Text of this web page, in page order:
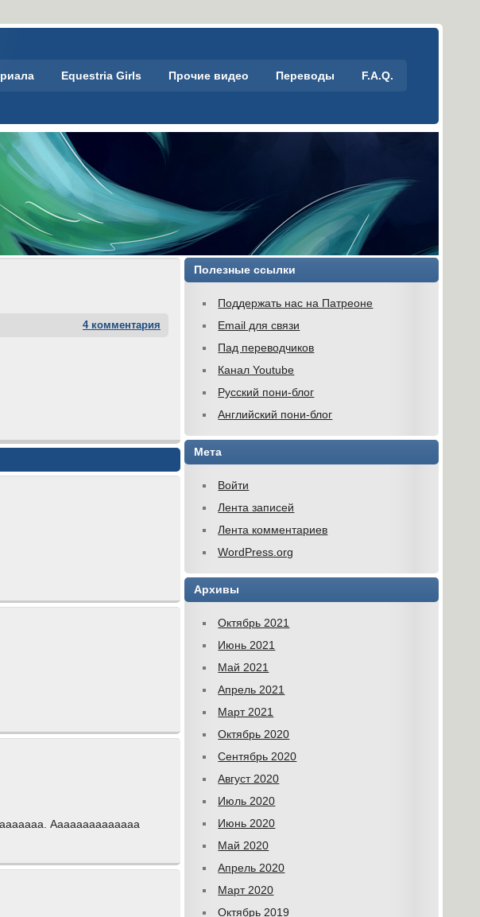
Equestria Girls Прочие видео Переводы F.A.Q.
4 комментария
Аааааааааааааа
Полезные ссылки
Поддержать нас на Патреоне
Email для связи
Пад переводчиков
Канал Youtube
Русский пони-блог
Английский пони-блог
Мета
Войти
Лента записей
Лента комментариев
WordPress.org
Архивы
Октябрь 2021
Июнь 2021
Май 2021
Апрель 2021
Март 2021
Октябрь 2020
Сентябрь 2020
Август 2020
Июль 2020
Июнь 2020
Май 2020
Апрель 2020
Март 2020
Октябрь 2019